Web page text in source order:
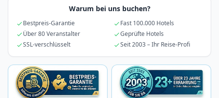
Warum bei uns buchen?
Bestpreis-Garantie
Fast 100.000 Hotels
Über 80 Veranstalter
Geprüfte Hotels
SSL-verschlüsselt
Seit 2003 – Ihr Reise-Profi